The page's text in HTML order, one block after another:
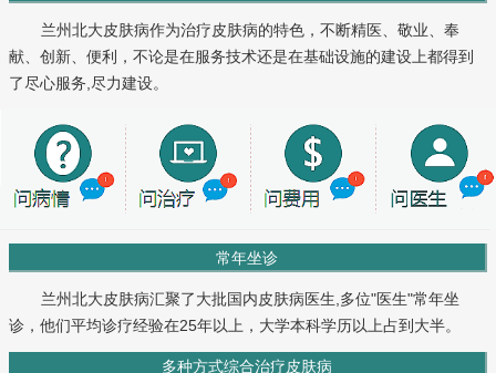
兰州北大皮肤病作为治疗皮肤病的特色，不断精医、敬业、奉
献、创新、便利，不论是在服务技术还是在基础设施的建设上都得到
了尽心服务,尽力建设。
常年坐诊
兰州北大皮肤病汇聚了大批国内皮肤病医生,多位"医生"常年坐
诊，他们平均诊疗经验在25年以上，大学本科学历以上占到大半。
多种方式综合治疗皮肤病